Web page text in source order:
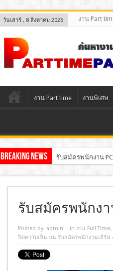
วันเสาร์ , 8 สิงหาคม 2026 งาน Part
งาน Part time งานพิเศษ
Breaking News รับสมัครพนักงาน
รับสมัครพนักงา
Posted by: admin in งาน Full Time,
ปิดความเห็น บน รับสมัครพนักงานเสิร์ฟ